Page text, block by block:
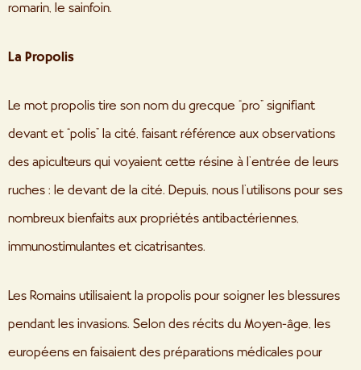
romarin, le sainfoin.
La Propolis
Le mot propolis tire son nom du grecque “pro” signifiant
devant et “polis” la cité, faisant référence aux observations
des apiculteurs qui voyaient cette résine à l’entrée de leurs
ruches : le devant de la cité. Depuis, nous l’utilisons pour ses
nombreux bienfaits aux propriétés antibactériennes,
immunostimulantes et cicatrisantes.
Les Romains utilisaient la propolis pour soigner les blessures
pendant les invasions. Selon des récits du Moyen-âge, les
européens en faisaient des préparations médicales pour